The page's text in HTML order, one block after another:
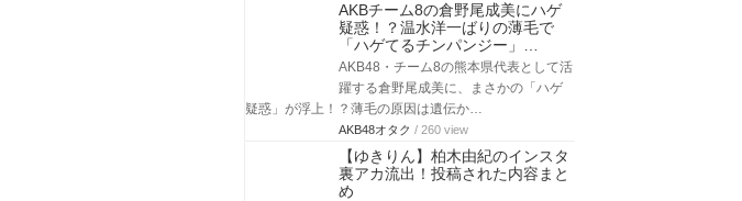
AKBチーム8の倉野尾成美にハゲ
疑惑！？温水洋一ばりの薄毛で
「ハゲてるチンパンジー」…
AKB48・チーム8の熊本県代表として活
躍する倉野尾成美に、まさかの「ハゲ
疑惑」が浮上！？薄毛の原因は遺伝か…
AKB48オタク / 260 view
【ゆきりん】柏木由紀のインスタ
裏アカ流出！投稿された内容まと
め